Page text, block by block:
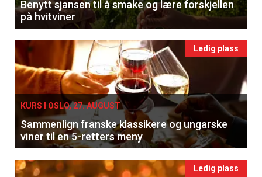
Benytt sjansen til å smake og lære forskjellen
på hvitviner
Ledig plass
KURS I OSLO, 27. AUGUST
Sammenlign franske klassikere og ungarske
viner til en 5-retters meny
Ledig plass